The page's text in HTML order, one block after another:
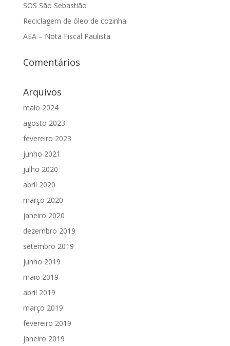
SOS São Sebastião
Reciclagem de óleo de cozinha
AEA – Nota Fiscal Paulista
Comentários
Arquivos
maio 2024
agosto 2023
fevereiro 2023
junho 2021
julho 2020
abril 2020
março 2020
janeiro 2020
dezembro 2019
setembro 2019
junho 2019
maio 2019
abril 2019
março 2019
fevereiro 2019
janeiro 2019